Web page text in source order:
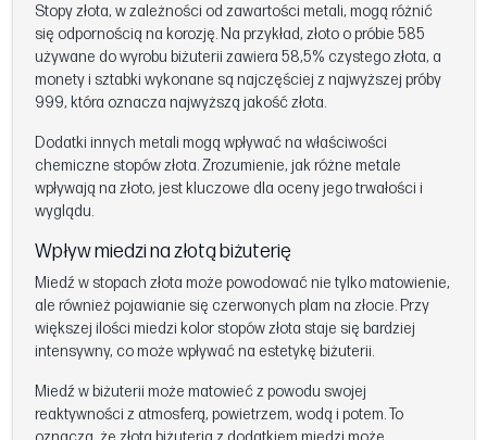
Stopy złota, w zależności od zawartości metali, mogą różnić
się odpornością na korozję. Na przykład, złoto o próbie 585
używane do wyrobu biżuterii zawiera 58,5% czystego złota, a
monety i sztabki wykonane są najczęściej z najwyższej próby
999, która oznacza najwyższą jakość złota.
Dodatki innych metali mogą wpływać na właściwości
chemiczne stopów złota. Zrozumienie, jak różne metale
wpływają na złoto, jest kluczowe dla oceny jego trwałości i
wyglądu.
Wpływ miedzi na złotą biżuterię
Miedź w stopach złota może powodować nie tylko matowienie,
ale również pojawianie się czerwonych plam na złocie. Przy
większej ilości miedzi kolor stopów złota staje się bardziej
intensywny, co może wpływać na estetykę biżuterii.
Miedź w biżuterii może matowieć z powodu swojej
reaktywności z atmosferą, powietrzem, wodą i potem. To